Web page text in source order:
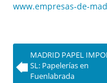
www.empresas-de-
MADRID PAPEL
SL: Papelerías en
Fuenlabrada